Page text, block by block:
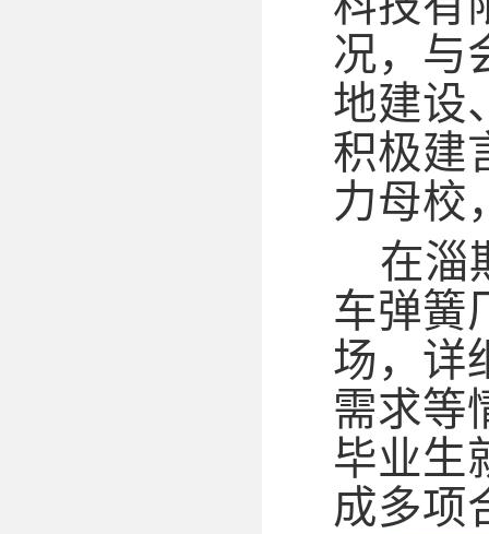
况，与
地建设
积极建
力母校
在淄
车弹簧
场，详
需求等
毕业生
成多项